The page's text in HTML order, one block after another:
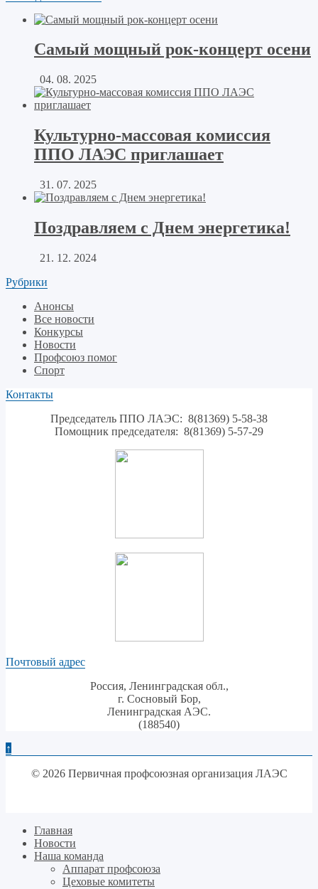
Самый мощный рок-концерт осени
04. 08. 2025
Культурно-массовая комиссия
ППО ЛАЭС приглашает
31. 07. 2025
Поздравляем с Днем энергетика!
21. 12. 2024
Рубрики
Анонсы
Все новости
Конкурсы
Новости
Профсоюз помог
Спорт
Контакты
Председатель ППО ЛАЭС: 8(81369) 5-58-38
Помощник председателя: 8(81369) 5-57-29
Почтовый адрес
Россия, Ленинградская обл.,
г. Сосновый Бор,
Ленинградская АЭС.
(188540)
↑
© 2026 Первичная профсоюзная организация ЛАЭС
Главная
Новости
Наша команда
Аппарат профсоюза
Цеховые комитеты